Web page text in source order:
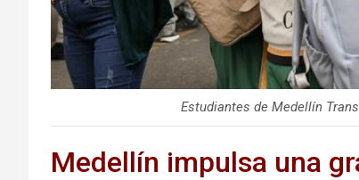
Estudiantes de Medellín
Medellín impulsa una